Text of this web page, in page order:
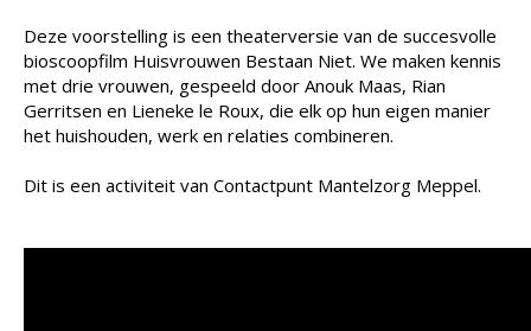
Deze voorstelling is een theaterversie van de succesvolle
bioscoopfilm Huisvrouwen Bestaan Niet. We maken kennis
met drie vrouwen, gespeeld door Anouk Maas, Rian
Gerritsen en Lieneke le Roux, die elk op hun eigen manier
het huishouden, werk en relaties combineren.
Dit is een activiteit van Contactpunt Mantelzorg Meppel.